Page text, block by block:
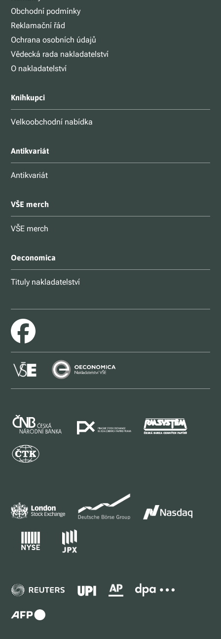
Obchodní podmínky
Reklamační řád
Ochrana osobních údajů
Vědecká rada nakladatelství
O nakladatelství
Knihkupci
Velkoobchodní nabídka
Antikvariát
Antikvariát
VŠE merch
VŠE merch
Oeconomica
Tituly nakladatelství